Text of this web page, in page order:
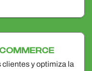
y optimiza la